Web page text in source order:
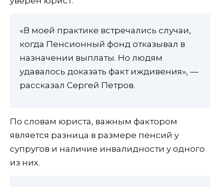
«В моей практике встречались случаи,
когда Пенсионный фонд отказывал в
назначении выплаты. Но людям
удавалось доказать факт иждивения», —
рассказал Сергей Петров.
По словам юриста, важным фактором
является разница в размере пенсий у
супругов и наличие инвалидности у одного
из них.